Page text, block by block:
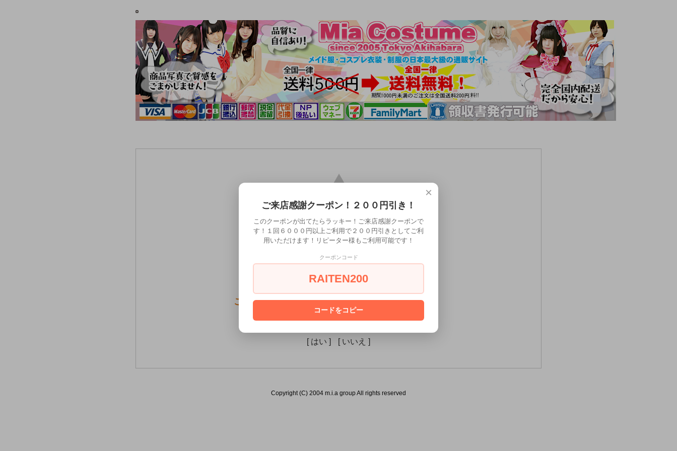
この商品（）は18歳未満の方には販売できません。
[ はい ]
[ いいえ ]
Copyright (C) 2004 m.i.a group All rights reserved
×
ご来店感謝クーポン！２００円引き！
このクーポンが出てたらラッキー！ご来店感謝クーポンで
す！１回６０００円以上ご利用で２００円引きとしてご利
用いただけます！リピーター様もご利用可能です！
クーポンコード
RAITEN200
コードをコピー